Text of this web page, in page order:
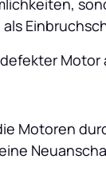
Motoren